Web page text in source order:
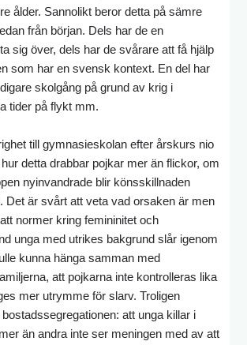
ålder. Sannolikt beror detta på sämre
från början. Dels har de en
sig över, dels har de svårare att få hjälp
som har en svensk kontext. En del har
skolgång på grund av krig i
tider på flykt mm.
till gymnasieskolan efter årskurs nio
detta drabbar pojkar mer än flickor, om
nyinvandrade blir könsskillnaden
Det är svårt att veta vad orsaken är men
normer kring femininitet och
unga med utrikes bakgrund slår igenom
kunna hänga samman med
att pojkarna inte kontrolleras lika
mer utrymme för slarv. Troligen
att unga killar i
än andra inte ser meningen med av att